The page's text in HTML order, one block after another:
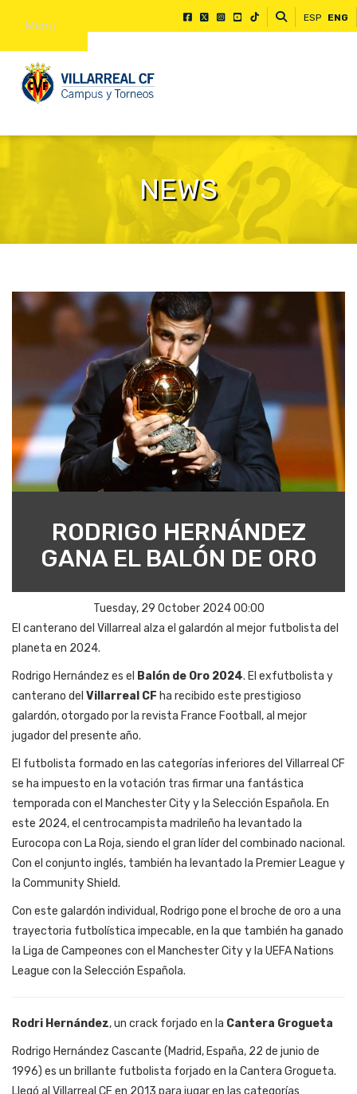
Menu ESP ENG
NEWS
RODRIGO HERNÁNDEZ
GANA EL BALÓN DE ORO
Tuesday, 29 October 2024 00:00
El canterano del Villarreal alza el galardón al mejor futbolista del
planeta en 2024.
Rodrigo Hernández es el Balón de Oro 2024. El exfutbolista y
canterano del Villarreal CF ha recibido este prestigioso
galardón, otorgado por la revista France Football, al mejor
jugador del presente año.
El futbolista formado en las categorías inferiores del Villarreal CF
se ha impuesto en la votación tras firmar una fantástica
temporada con el Manchester City y la Selección Española. En
este 2024, el centrocampista madrileño ha levantado la
Eurocopa con La Roja, siendo el gran líder del combinado nacional.
Con el conjunto inglés, también ha levantado la Premier League y
la Community Shield.
Con este galardón individual, Rodrigo pone el broche de oro a una
trayectoria futbolística impecable, en la que también ha ganado
la Liga de Campeones con el Manchester City y la UEFA Nations
League con la Selección Española.
Rodri Hernández, un crack forjado en la Cantera Grogueta
Rodrigo Hernández Cascante (Madrid, España, 22 de junio de
1996) es un brillante futbolista forjado en la Cantera Grogueta.
Llegó al Villarreal CF en 2013 para jugar en las categorías